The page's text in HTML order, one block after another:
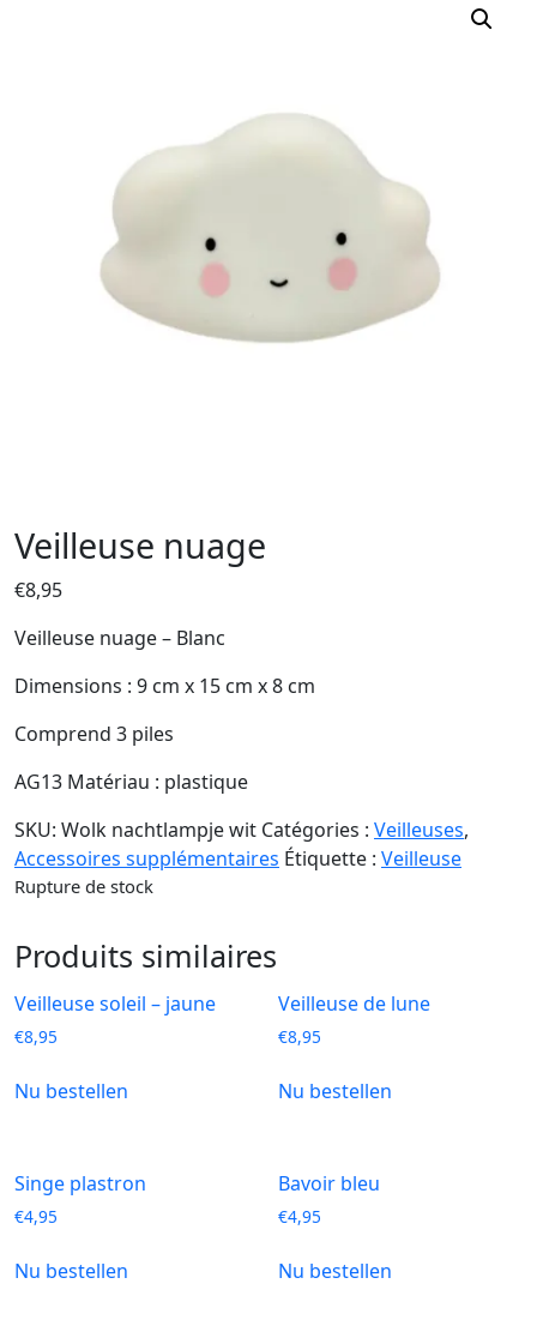
Veilleuse nuage
€8,95
Veilleuse nuage – Blanc
Dimensions : 9 cm x 15 cm x 8 cm
Comprend 3 piles
AG13 Matériau : plastique
SKU: Wolk nachtlampje wit Catégories : Veilleuses,
Accessoires supplémentaires Étiquette : Veilleuse
Rupture de stock
Produits similaires
Veilleuse soleil – jaune
€8,95
Nu bestellen
Veilleuse de lune
€8,95
Nu bestellen
Singe plastron
€4,95
Nu bestellen
Bavoir bleu
€4,95
Nu bestellen